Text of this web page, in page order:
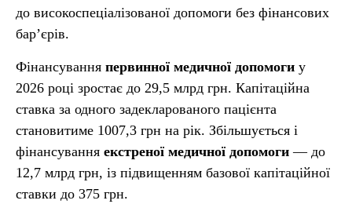
до високоспеціалізованої допомоги без фінансових
бар’єрів.
Фінансування первинної медичної допомоги у
2026 році зростає до 29,5 млрд грн. Капітаційна
ставка за одного задекларованого пацієнта
становитиме 1007,3 грн на рік. Збільшується і
фінансування екстреної медичної допомоги — до
12,7 млрд грн, із підвищенням базової капітаційної
ставки до 375 грн.